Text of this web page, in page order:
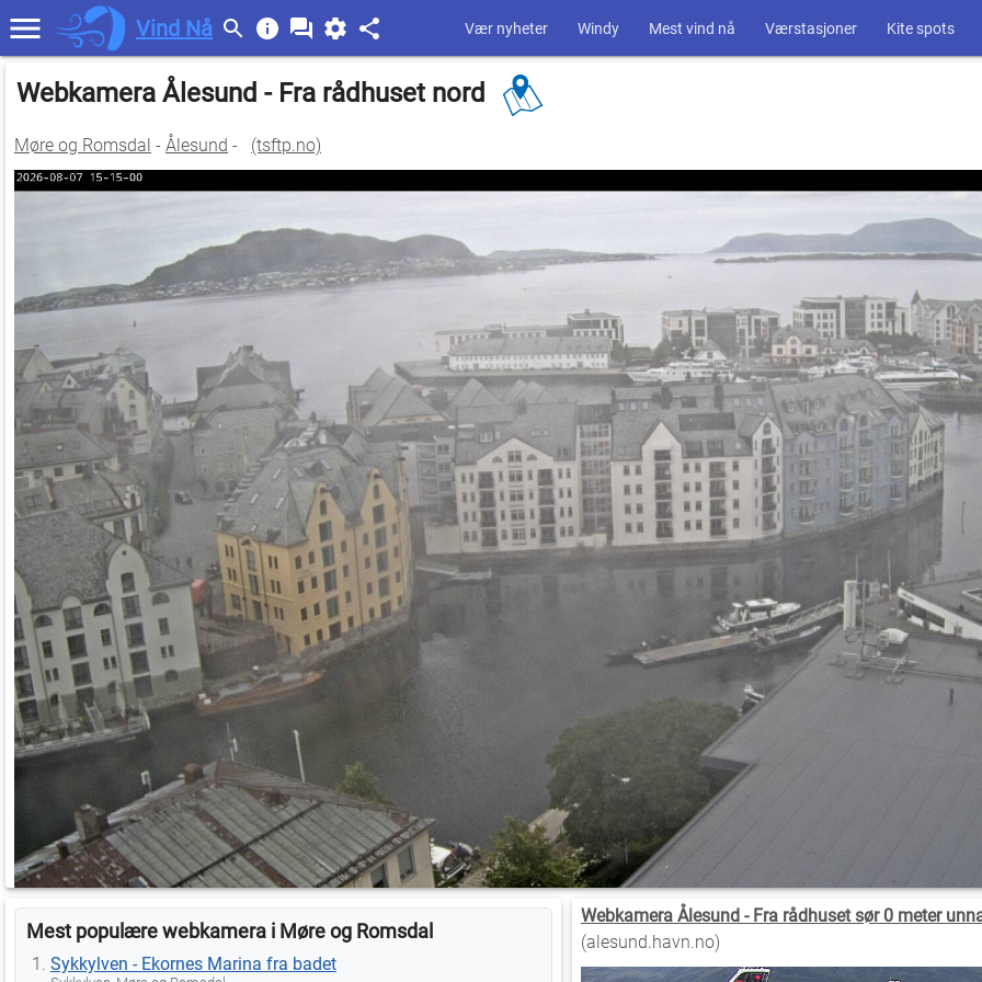
Vind Nå Vær nyheter Windy Mest vind nå Værstasjoner Kite spots
Webkamera Ålesund - Fra rådhuset nord
Møre og Romsdal - Ålesund - (tsftp.no)
Mest populære webkamera i Møre og Romsdal
Sykkylven - Ekornes Marina fra badet
Webkamera Ålesund - Fra rådhuset sør 0 meter
(alesund.havn.no)